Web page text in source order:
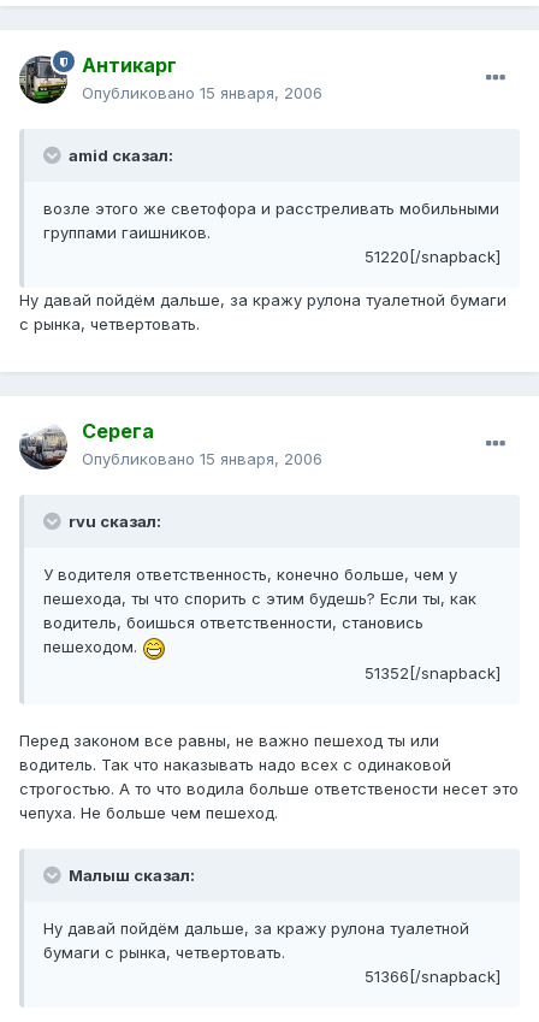
Антикарг
Опубликовано 15 января, 2006
amid сказал:
возле этого же светофора и расстреливать мобильными
группами гаишников.
51220[/snapback]
Ну давай пойдём дальше, за кражу рулона туалетной бумаги
с рынка, четвертовать.
Серега
Опубликовано 15 января, 2006
rvu сказал:
У водителя ответственность, конечно больше, чем у
пешехода, ты что спорить с этим будешь? Если ты, как
водитель, боишься ответственности, становись
пешеходом.
51352[/snapback]
Перед законом все равны, не важно пешеход ты или
водитель. Так что наказывать надо всех с одинаковой
строгостью. А то что водила больше ответствености несет это
чепуха. Не больше чем пешеход.
Малыш сказал:
Ну давай пойдём дальше, за кражу рулона туалетной
бумаги с рынка, четвертовать.
51366[/snapback]